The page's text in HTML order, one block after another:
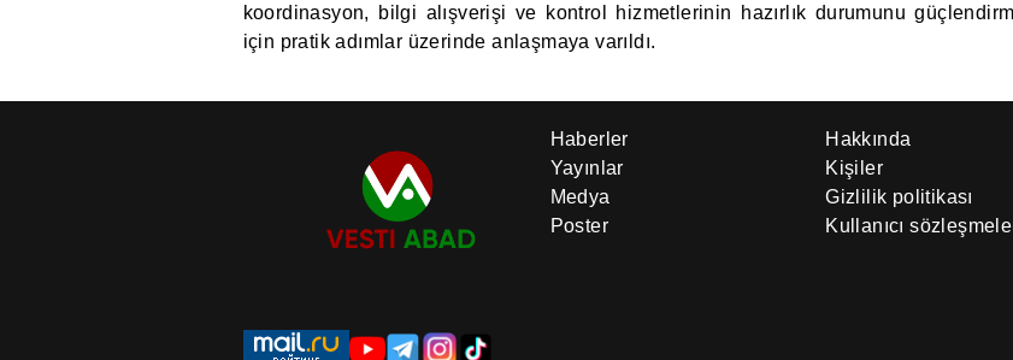
koordinasyon, bilgi alışverişi ve kontrol hizmetlerinin hazırlık durumunu
için pratik adımlar üzerinde anlaşmaya varıldı.
Haberler
Yayınlar
Medya
Poster
Hakkında
Kişiler
Gizlilik politikası
Kullanıcı